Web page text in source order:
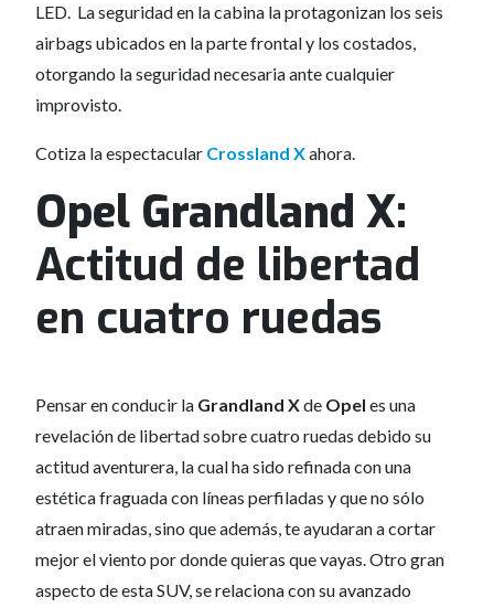
LED. La seguridad en la cabina la protagonizan los seis
airbags ubicados en la parte frontal y los costados,
otorgando la seguridad necesaria ante cualquier
improvisto.
Cotiza la espectacular Crossland Xahora.
Opel Grandland X:
Actitud de libertad
en cuatro ruedas
Pensar en conducir la Grandland Xde Opel es una
revelación de libertad sobre cuatro ruedas debido su
actitud aventurera, la cual ha sido refinada con una
estética fraguada con líneas perfiladas y que no sólo
atraen miradas, sino que además, te ayudaran a cortar
mejor el viento por donde quieras que vayas. Otro gran
aspecto de esta SUV, se relaciona con su avanzado